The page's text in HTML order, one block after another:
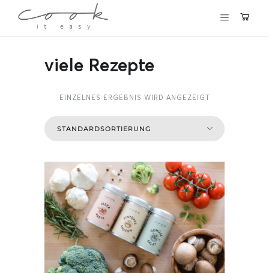
viele Rezepte
EINZELNES ERGEBNIS WIRD ANGEZEIGT
×
Du willst in Zukunft keine
Rezepte und Beiträge mehr
verpassen?
Dann melde dich gleich für meinen kostenlosen
Newsletter an und werde Teil der cookiteasy Familie!
DEINE E-MAIL ADRESSE
Hiermit akzeptierst du unsere
Datenschutzerklärung.